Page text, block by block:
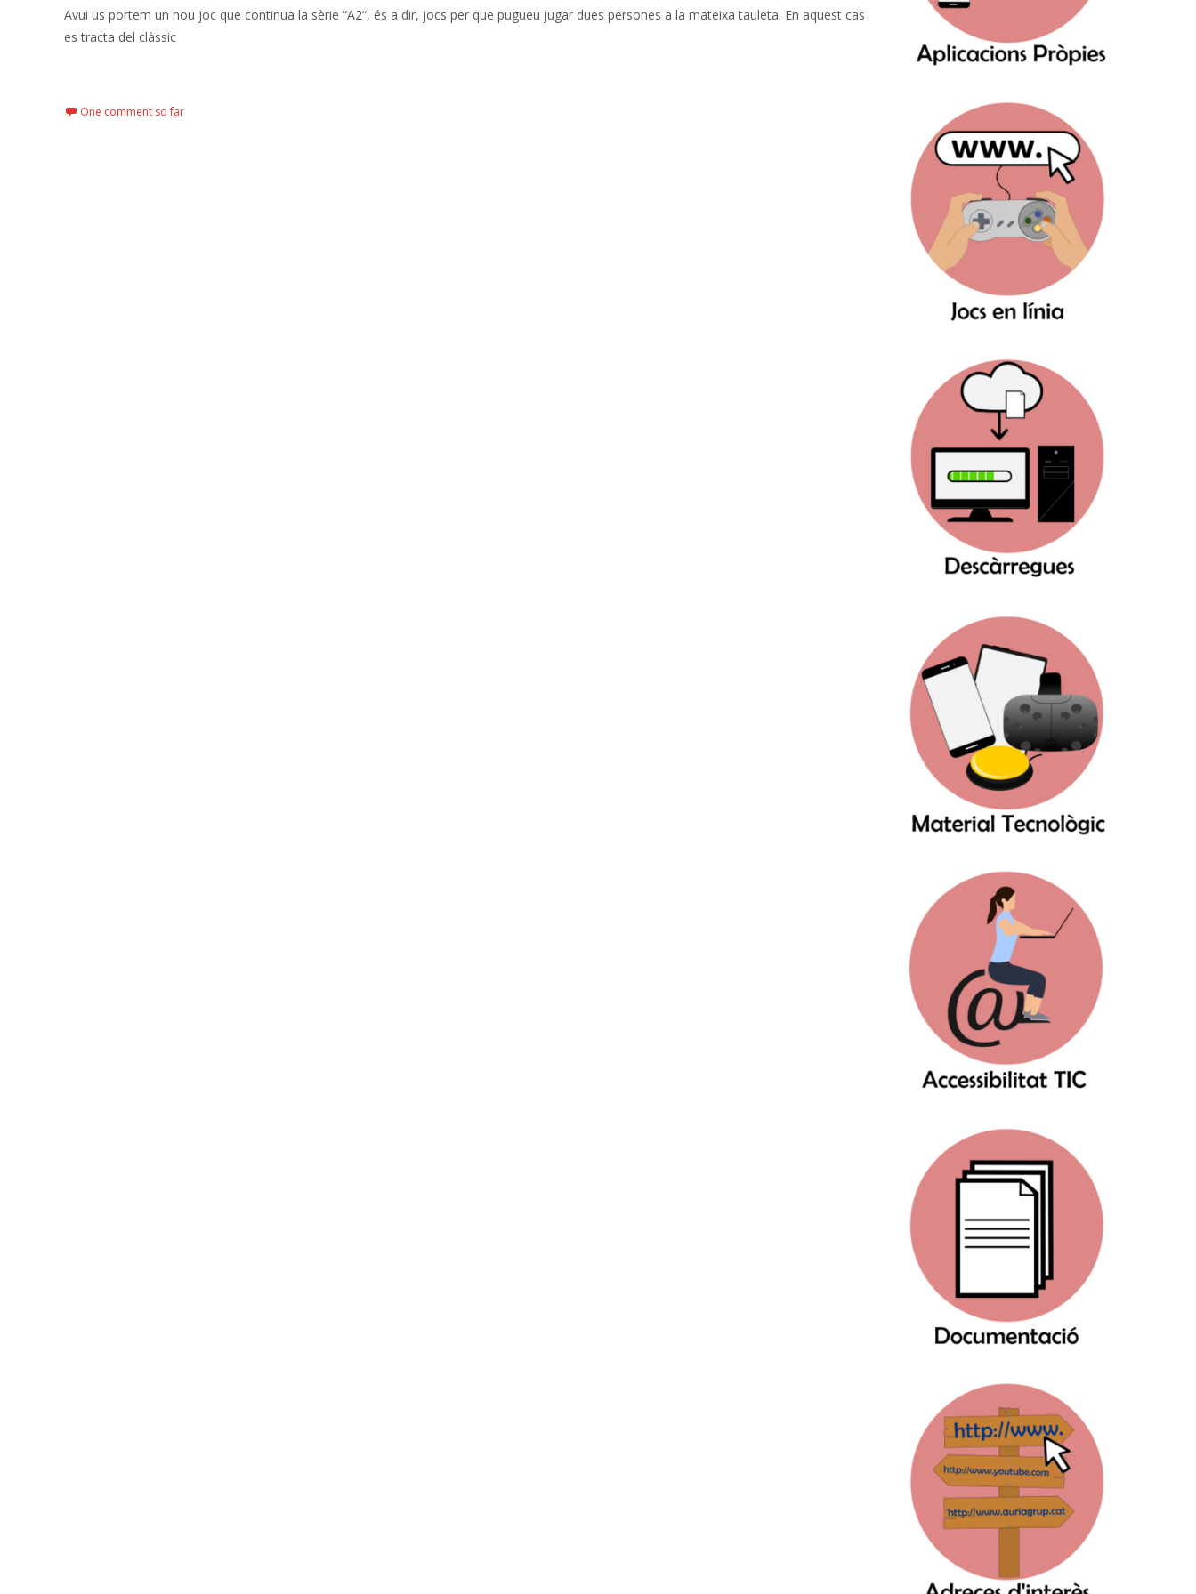
Avui us portem un nou joc que continua la sèrie “A2“, és a dir, jocs per que pugueu jugar dues persones a la mateixa tauleta. En aquest cas
es tracta del clàssic
One comment so far